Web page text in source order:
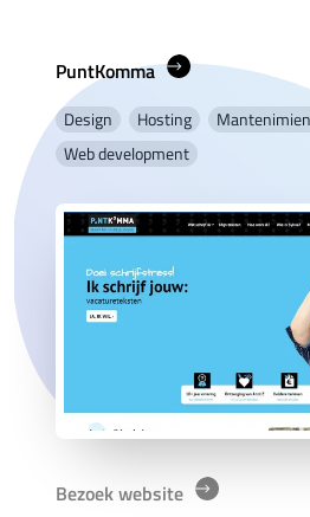
PuntKomma
Design Hosting
Web development
Bezoek website